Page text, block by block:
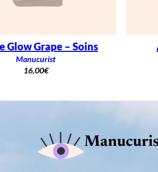
Glow Grape – Soins
Manucurist
16,00€